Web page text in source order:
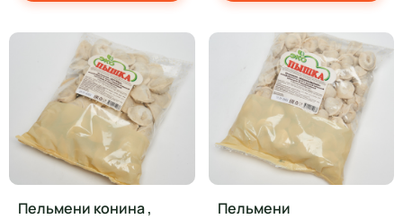
Пельмени конина ,
Пельмени